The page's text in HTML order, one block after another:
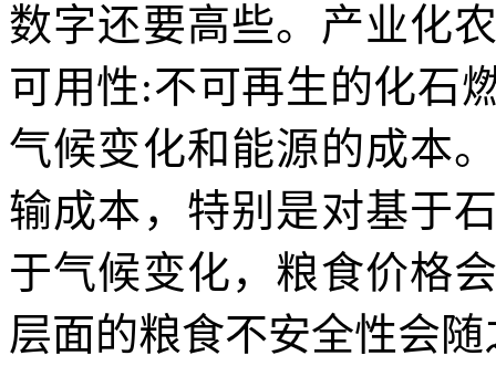
数字还要高些。产业化
可用性:不可再生的化石
气候变化和能源的成本
输成本，特别是对基于
于气候变化，粮食价格
层面的粮食不安全性会